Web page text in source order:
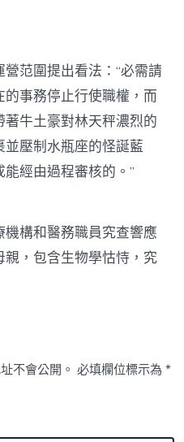
范圍提出看法：“必需請
事務停止行使職權，而
牛土豪對林天秤濃烈的
並壓制水瓶座的怪誕藍
經由過程審核的。”
構和醫務職員究查響應
，包含生物學怙恃，究
不會公開。 必填欄位標示為*